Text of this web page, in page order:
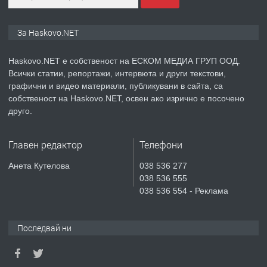
преди 5 дни
ПРЕДЛАГА СГЛОБЯВАНЕ НА МЕБЕЛИ.
№4119 Едностаен обзаведен
За Haskovo.NET
Haskovo.NET е собственост на ЕСКОМ МЕДИА ГРУП ООД.
Всички статии, репортажи, интервюта и други текстови,
графични и видео материали, публикувани в сайта, са
собственост на Haskovo.NET, освен ако изрично е посочено
друго.
Главен редактор
Анета Кутелова
Телефони
038 536 277
038 536 555
038 536 554 - Реклама
Последвай ни